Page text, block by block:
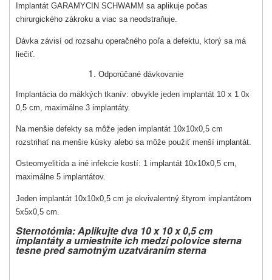
Implantát GARAMYCIN SCHWAMM sa aplikuje počas
chirurgického zákroku a viac sa neodstraňuje.
Dávka závisí od rozsahu operačného poľa a defektu, ktorý sa má
liečiť.
Odporúčané dávkovanie
Implantácia do mäkkých tkanív: obvykle jeden implantát 10 x 1 0x
0,5 cm, maximálne 3 im­plantáty.
Na menšie defekty sa môže jeden implantát 10x10x0,5 cm
rozstrihať na menšie kúsky alebo sa môže použiť menší implantát.
Osteomyelitída a iné infekcie kostí: 1 implantát 10x10x0,5 cm,
maximálne 5 implantátov.
Jeden implantát 10x10x0,5 cm je ekvivalentný štyrom implantátom
5x5x0,5 cm.
Sternotómia:Aplikujte dva 10 x 10 x 0,5 cm
implantáty a umiestnite ich medzi polovice sterna
tesne pred samotným uzatváraním sterna